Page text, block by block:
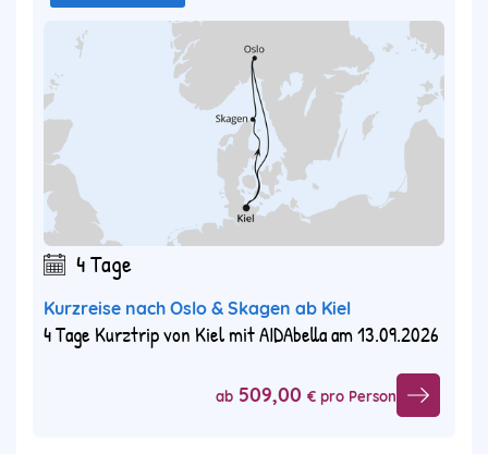
4 Tage
Kurzreise nach Oslo & Skagen ab Kiel
4 Tage Kurztrip von Kiel mit AIDAbella am 13.09.2026
ab 509,00 € pro Person